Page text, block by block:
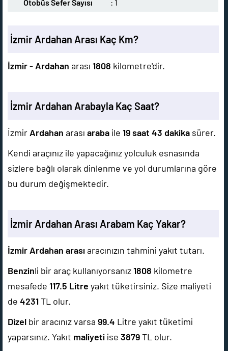
Otobüs Sefer Sayısı
: 1
İzmir Ardahan Arası Kaç Km?
İzmir- Ardahan arası 1808 kilometre'dir.
İzmir Ardahan Arabayla Kaç Saat?
İzmir Ardahan arası araba ile 19 saat 43 dakika sürer.
Kendi araçınız ile yapacağınız yolculuk esnasında
sizlere bağlı olarak dinlenme ve yol durumlarına göre
bu durum değişmektedir.
İzmir Ardahan Arası Arabam Kaç Yakar?
İzmir Ardahan arasıaracınızın tahmini yakıt tutarı.
Benzinli bir araç kullanıyorsanız1808 kilometre
mesafede 117.5 Litre yakıt tüketirsiniz. Size maliyeti
de 4231TL olur.
Dizel bir aracınız varsa 99.4 Litre yakıt tüketimi
yaparsınız. Yakıt maliyeti ise 3879TL olur.